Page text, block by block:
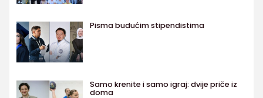
Pisma budućim stipendistima
Samo krenite i samo igraj: dvije priče iz
doma